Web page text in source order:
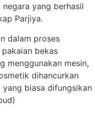
yang berhasil
Parjiya.
dalam proses
bekas
menggunakan mesin,
dihancurkan
biasa difungsikan